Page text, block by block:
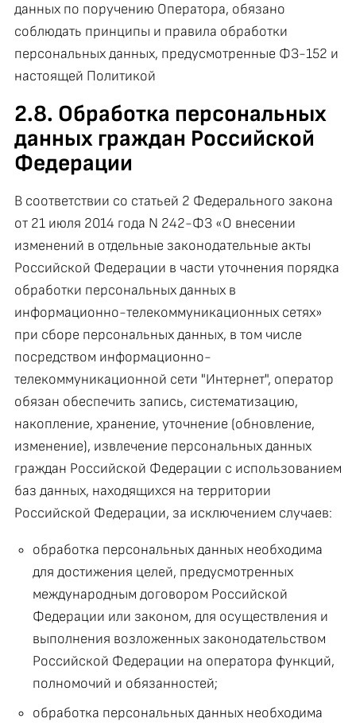
данных по поручению Оператора, обязано
соблюдать принципы и правила обработки
персональных данных, предусмотренные ФЗ-152 и
настоящей Политикой
2.8. Обработка персональных
данных граждан Российской
Федерации
В соответствии со статьей 2 Федерального закона
от 21 июля 2014 года N 242-ФЗ «О внесении
изменений в отдельные законодательные акты
Российской Федерации в части уточнения порядка
обработки персональных данных в
информационно-телекоммуникационных сетях»
при сборе персональных данных, в том числе
посредством информационно-
телекоммуникационной сети "Интернет", оператор
обязан обеспечить запись, систематизацию,
накопление, хранение, уточнение (обновление,
изменение), извлечение персональных данных
граждан Российской Федерации с использованием
баз данных, находящихся на территории
Российской Федерации, за исключением случаев:
обработка персональных данных необходима
для достижения целей, предусмотренных
международным договором Российской
Федерации или законом, для осуществления и
выполнения возложенных законодательством
Российской Федерации на оператора функций,
полномочий и обязанностей;
обработка персональных данных необходима